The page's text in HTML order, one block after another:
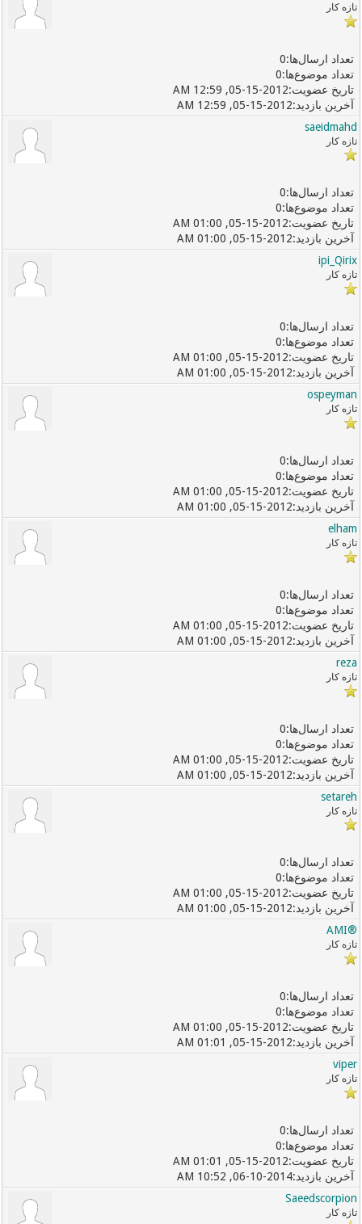
تازه کار
0
0
05-15-2012, 12:59 AM
05-15-2012, 12:59 AM
saeidmahd
تازه کار
0
0
05-15-2012, 01:00 AM
05-15-2012, 01:00 AM
ipi_Qirix
تازه کار
0
0
05-15-2012, 01:00 AM
05-15-2012, 01:00 AM
ospeyman
تازه کار
0
0
05-15-2012, 01:00 AM
05-15-2012, 01:00 AM
elham
تازه کار
0
0
05-15-2012, 01:00 AM
05-15-2012, 01:00 AM
reza
تازه کار
0
0
05-15-2012, 01:00 AM
05-15-2012, 01:00 AM
setareh
تازه کار
0
0
05-15-2012, 01:00 AM
05-15-2012, 01:00 AM
®AMI
تازه کار
0
0
05-15-2012, 01:00 AM
05-15-2012, 01:01 AM
viper
تازه کار
0
0
05-15-2012, 01:01 AM
06-10-2014, 10:52 AM
Saeedscorpion
تازه کار